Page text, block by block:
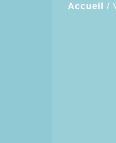
Accueil /